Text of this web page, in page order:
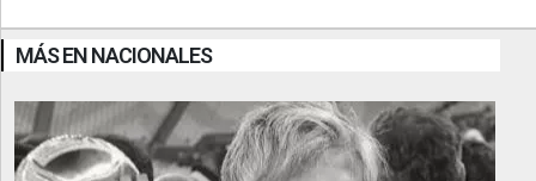
MÁS EN NACIONALES